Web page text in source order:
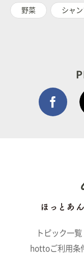
野菜 シャ
トピック一覧
hottoご利用条